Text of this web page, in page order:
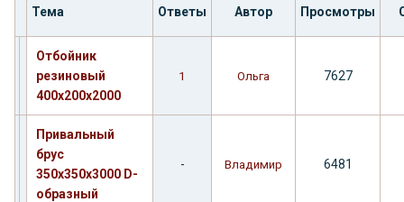
Тема Ответы Автор Просмотры
Отбойник
резиновый
400х200х2000
1 Ольга 7627
Привальный
брус
350х350х3000 D-
образный
- Владимир 6481